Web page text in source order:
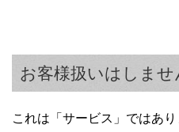
お客様扱いはしませ
これは「サービス」ではあり